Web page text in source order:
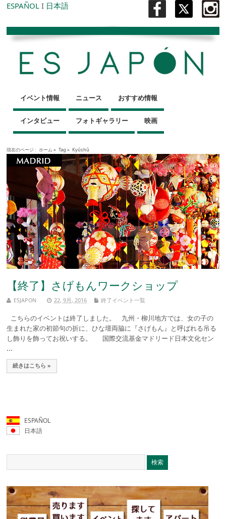
ESPAÑOL I 日本語
イベント情報 ニュース おすすめ情報
インタビュー フォトギャラリー 映画
現在のページ : ホーム » Tag » Kyûshû
【終了】さげもんワークショップ
ESJAPON 22, 9月, 2016 終了イベント一覧
こちらのイベントは終了しました。 九州・柳川地方では、女の子の
生まれた家の初節句の折に、ひな壇両脇に『さげもん』と呼ばれる吊る
し飾りを飾ってお祝いする。 国際交流基金マドリード日本文化セン
...
続きはこちら »
ESPAÑOL
日本語